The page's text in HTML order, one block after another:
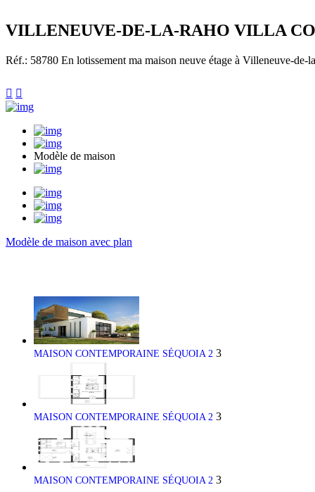
VILLENEUVE-DE-LA-RAHO VILLA
Réf.: 58780 En lotissement ma maison neuve étage à Villeneuve-de-
 
Modèle de maison
Modèle de maison avec plan
MAISON CONTEMPORAINE SÉQUOIA 2 3
MAISON CONTEMPORAINE SÉQUOIA 2 3
MAISON CONTEMPORAINE SÉQUOIA 2 3